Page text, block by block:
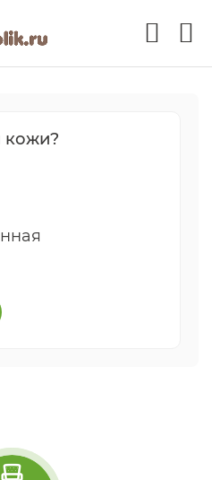
кожи?